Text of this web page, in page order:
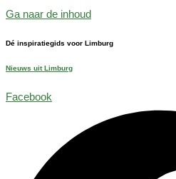
Ga naar de inhoud
Dé inspiratiegids voor Limburg
Nieuws uit Limburg
Facebook